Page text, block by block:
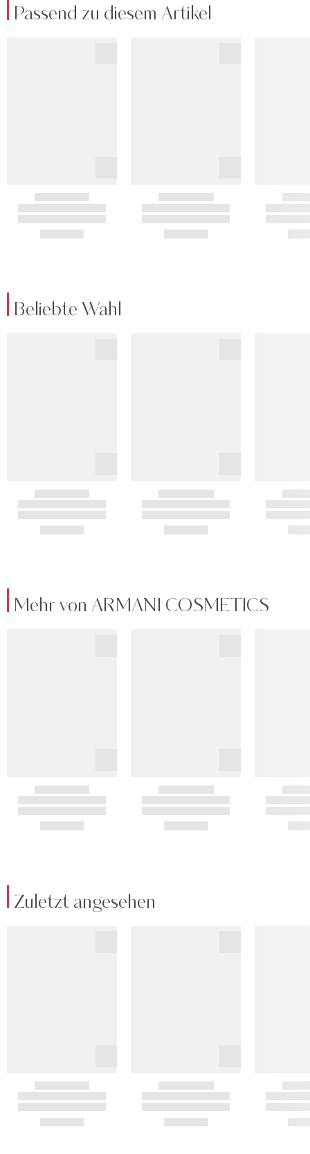
Passend zu diesem Artikel
Beliebte Wahl
Mehr von ARMANI COSMETICS
Zuletzt angesehen